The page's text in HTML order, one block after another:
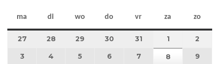
ma maandag
di dinsdag
wo woensdag
do donderdag
vr vrijdag
za zaterdag
zo
27 27 juli 2026
28 28 juli 2026
29 29 juli 2026
30 30 juli 2026
31 31 juli 2026
11 augustus
2
3 3 augustus 2026
4 4 augustus 2026
5 5 augustus 2026
6 6 augustus 2026
7 7 augustus 2026
88 augustus
9